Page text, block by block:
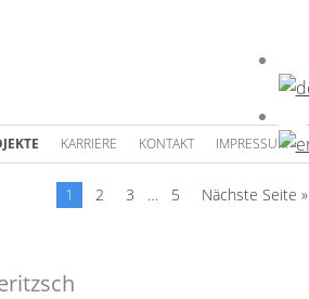
KARRIERE KONTAKT IMPRESSUM
1 2 3 … 5 Nächste Seite »